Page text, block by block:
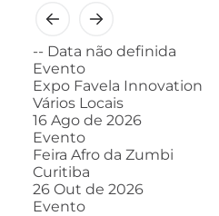
-- Data não definida
Evento
Expo Favela Innovation
Vários Locais
16 Ago de 2026
Evento
Feira Afro da Zumbi
Curitiba
26 Out de 2026
Evento